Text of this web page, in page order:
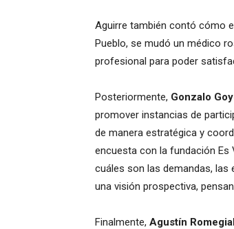
Aguirre también contó cómo
Pueblo, se mudó un médico
profesional para poder
Posteriormente, Gonzalo
promover instancias de
de manera estratégica y
encuesta con la fundación
cuáles son las demandas, las
una visión prospectiva,
Finalmente, Agustín